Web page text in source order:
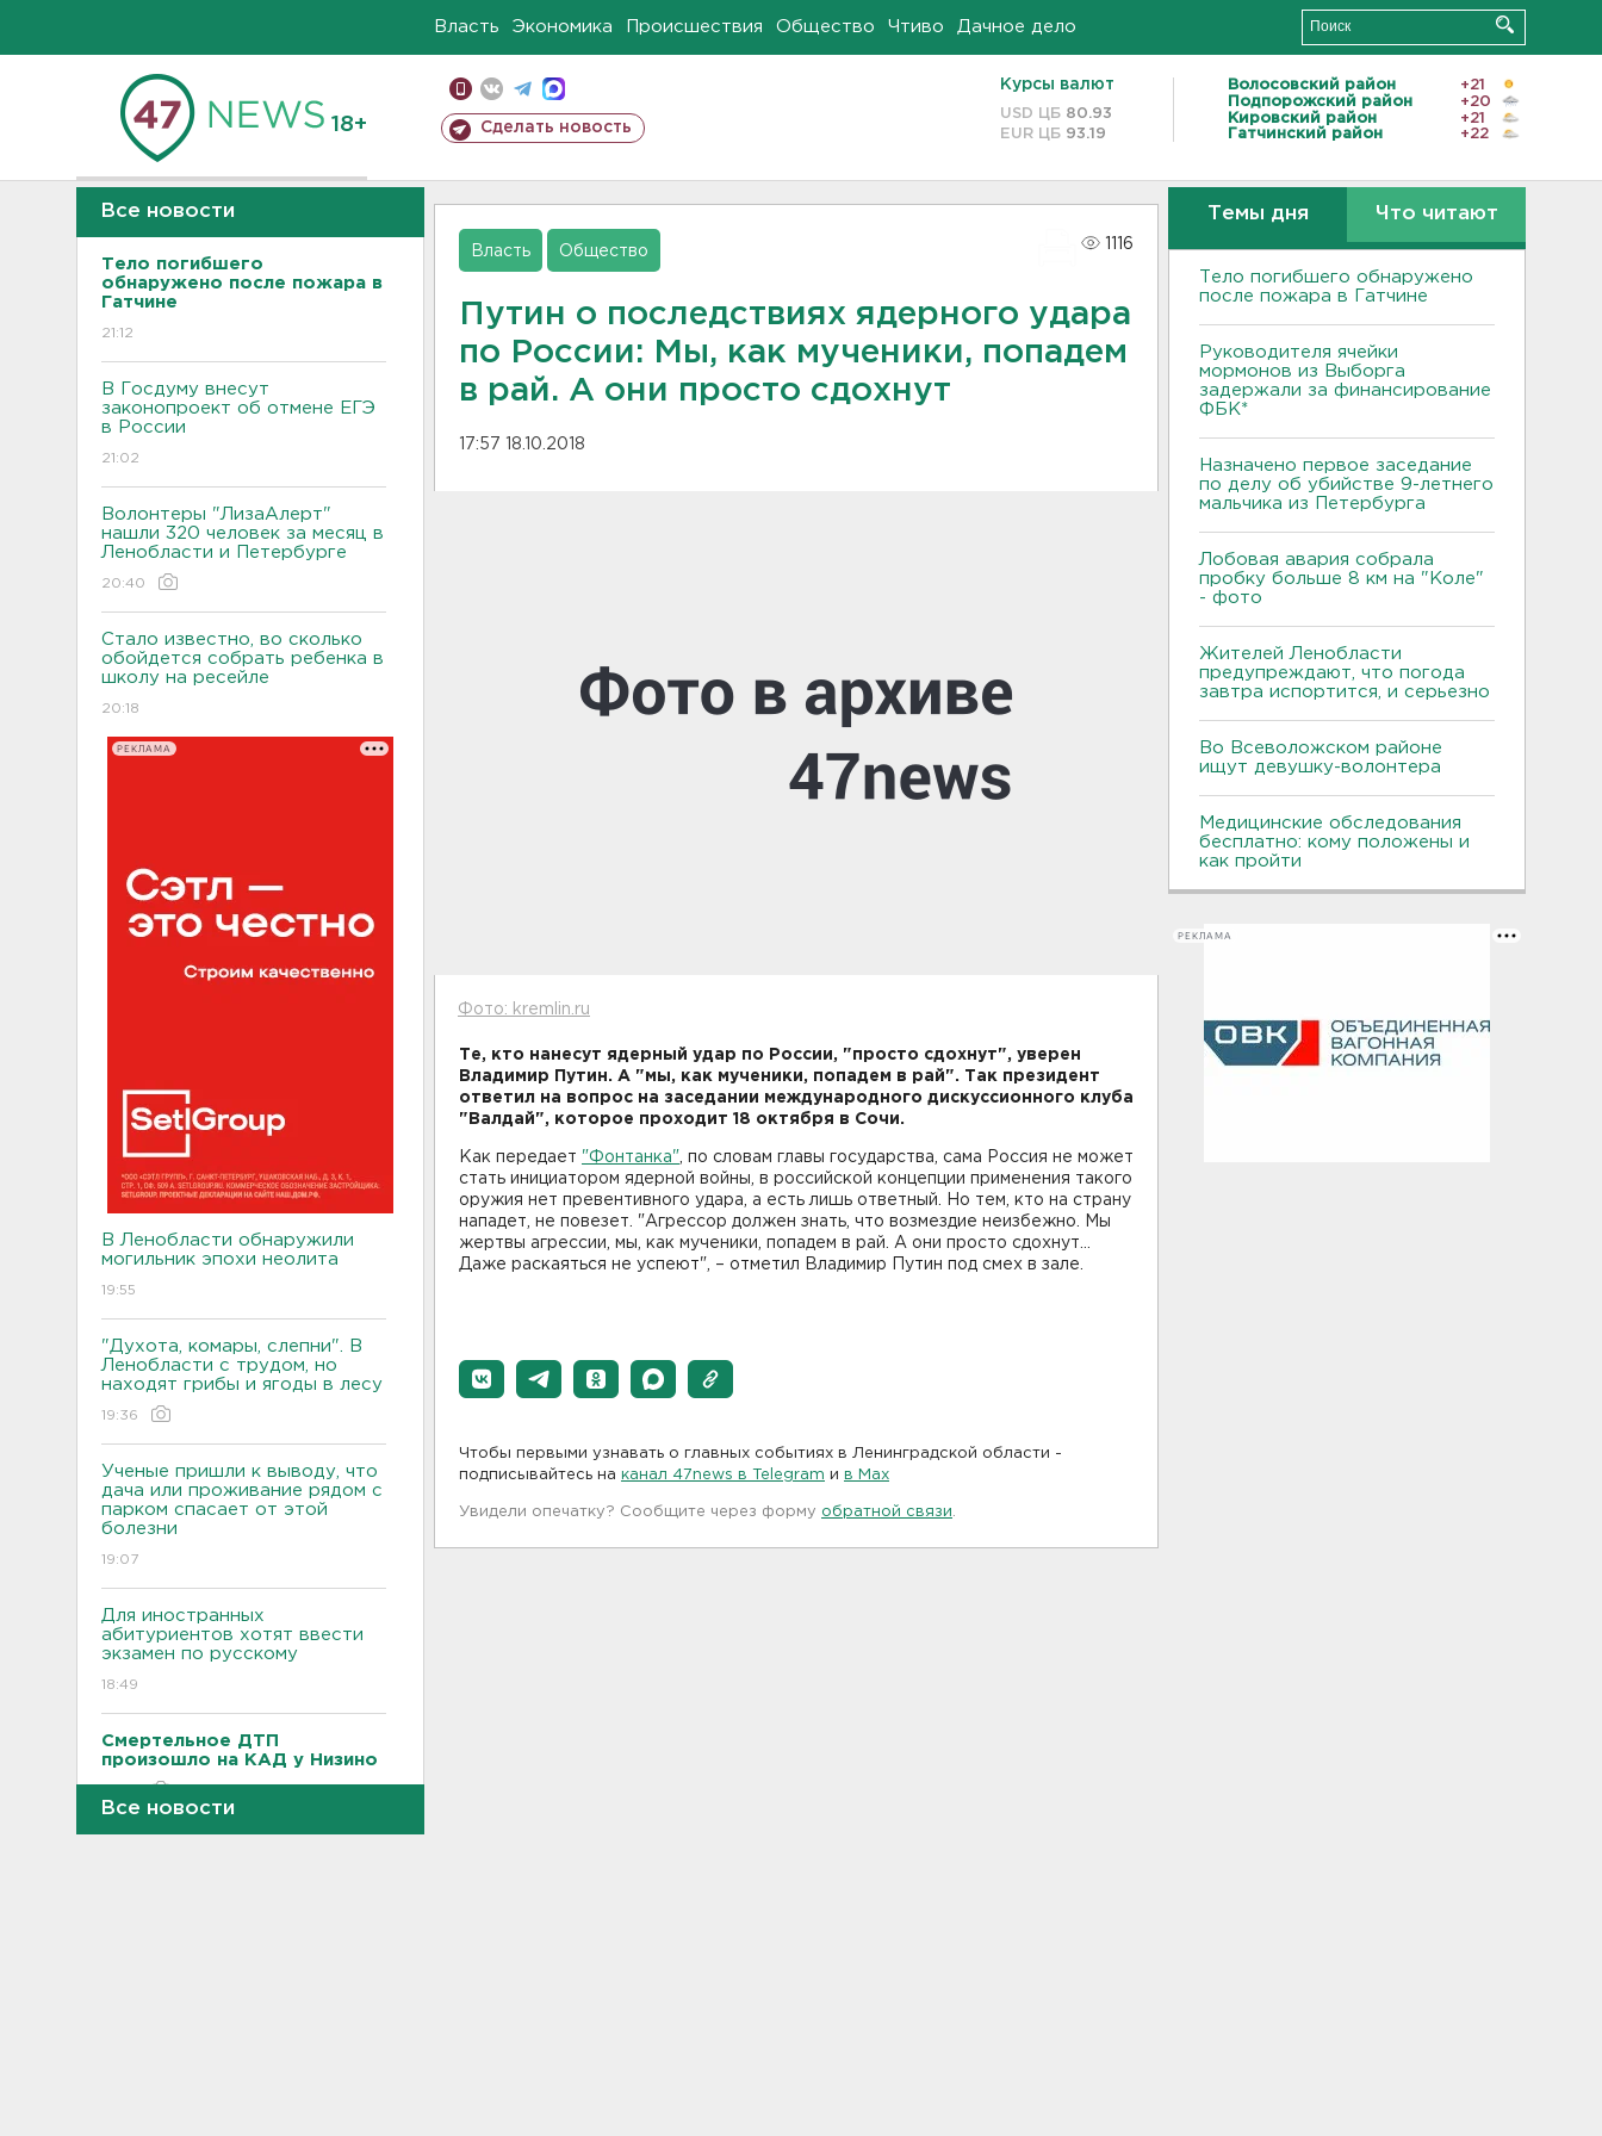
Власть Экономика Происшествия Общество Чтиво Дачное дело
18+ Сделать новость
Курсы валют
USD ЦБ 80.93
EUR ЦБ 93.19
Волосовский район
+21
Подпорожский район
+20
Кировский район
+21
Гатчинский район
+22
Все новости
Тело погибшего
обнаружено после пожара в
Гатчине
21:12
В Госдуму внесут
законопроект об отмене ЕГЭ
в России
21:02
Волонтеры "ЛизаАлерт"
нашли 320 человек за месяц в
Ленобласти и Петербурге
20:40
Стало известно, во сколько
обойдется собрать ребенка в
школу на ресейле
20:18
РЕКЛАМА
В Ленобласти обнаружили
могильник эпохи неолита
19:55
"Духота, комары, слепни". В
Ленобласти с трудом, но
находят грибы и ягоды в лесу
19:36
Ученые пришли к выводу, что
дача или проживание рядом с
парком спасает от этой
болезни
19:07
Для иностранных
абитуриентов хотят ввести
экзамен по русскому
18:49
Смертельное ДТП
произошло на КАД у Низино
Все новости
Власть Общество
1116
Путин о последствиях ядерного удара
по России: Мы, как мученики, попадем
в рай. А они просто сдохнут
17:57 18.10.2018
Фото: kremlin.ru
Те, кто нанесут ядерный удар по России, "просто сдохнут", уверен
Владимир Путин. А "мы, как мученики, попадем в рай". Так президент
ответил на вопрос на заседании международного дискуссионного клуба
"Валдай", которое проходит 18 октября в Сочи.
Как передает "Фонтанка" , по словам главы государства, сама Россия не может
стать инициатором ядерной войны, в российской концепции применения такого
оружия нет превентивного удара, а есть лишь ответный. Но тем, кто на страну
нападет, не повезет. "Агрессор должен знать, что возмездие неизбежно. Мы
жертвы агрессии, мы, как мученики, попадем в рай. А они просто сдохнут…
Даже раскаяться не успеют", – отметил Владимир Путин под смех в зале.
Чтобы первыми узнавать о главных событиях в Ленинградской области -
подписывайтесь на канал 47news в Telegram и в Maх
Увидели опечатку? Сообщите через форму обратной связи
Темы дня Что читают
Тело погибшего обнаружено
после пожара в Гатчине
Руководителя ячейки
мормонов из Выборга
задержали за финансирование
ФБК*
Назначено первое заседание
по делу об убийстве 9-летнего
мальчика из Петербурга
Лобовая авария собрала
пробку больше 8 км на "Коле"
- фото
Жителей Ленобласти
предупреждают, что погода
завтра испортится, и серьезно
Во Всеволожском районе
ищут девушку-волонтера
Медицинские обследования
бесплатно: кому положены и
как пройти
РЕКЛАМА